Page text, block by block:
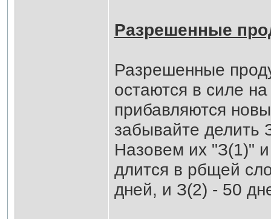
Разрешенные
Разрешенные
остаются в силе
прибавляются
забывайте делить
Назовем их "З(1)"
длится в рбщей
дней, и З(2) - 50